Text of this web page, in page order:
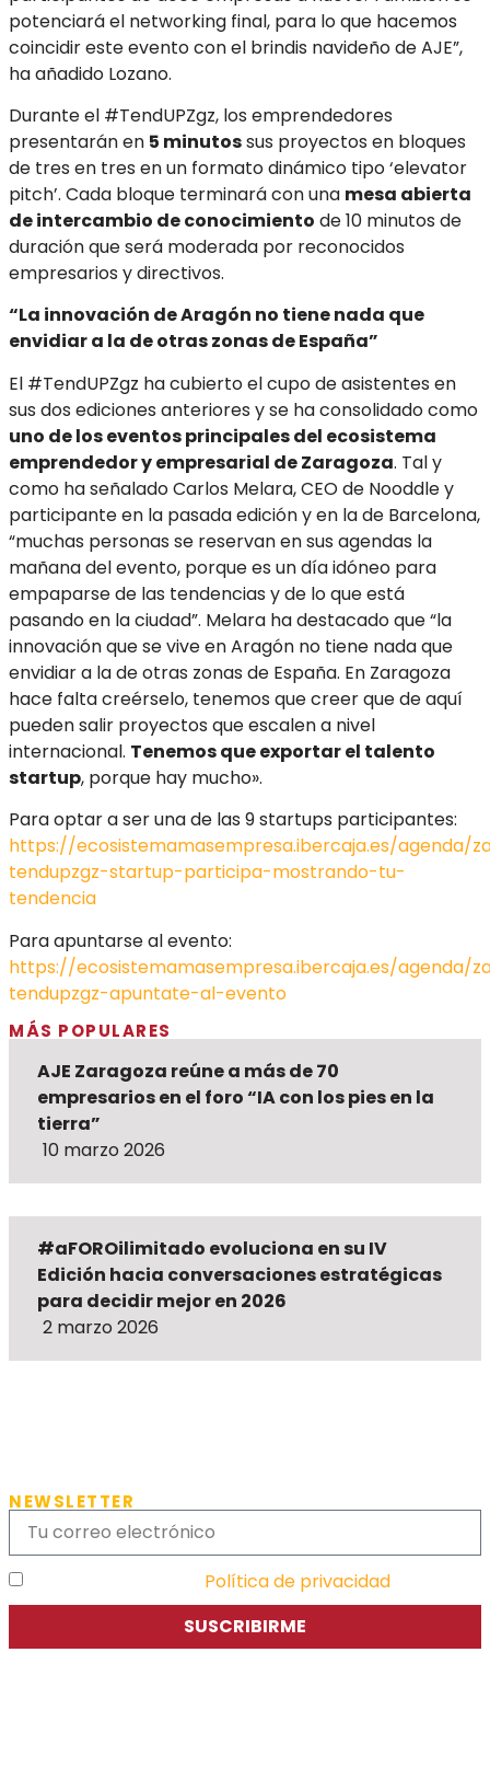
potenciará el networking final, para lo que hacemos
coincidir este evento con el brindis navideño de AJE”,
ha añadido Lozano.
Durante el #TendUPZgz, los emprendedores
presentarán en 5 minutossus proyectos en bloques
de tres en tres en un formato dinámico tipo ‘elevator
pitch’. Cada bloque terminará con una mesa abierta
de intercambio de conocimiento de 10 minutos de
duración que será moderada por reconocidos
empresarios y directivos.
“La innovación de Aragón no tiene nada que
envidiar a la de otras zonas de España”
El #TendUPZgz ha cubierto el cupo de asistentes en
sus dos ediciones anteriores y se ha consolidado como
uno de los eventos principales del ecosistema
emprendedor y empresarial de Zaragoza. Tal y
como ha señalado Carlos Melara, CEO de Nooddle y
participante en la pasada edición y en la de Barcelona,
“muchas personas se reservan en sus agendas la
mañana del evento, porque es un día idóneo para
empaparse de las tendencias y de lo que está
pasando en la ciudad”. Melara ha destacado que “la
innovación que se vive en Aragón no tiene nada que
envidiar a la de otras zonas de España. En Zaragoza
hace falta creérselo, tenemos que creer que de aquí
pueden salir proyectos que escalen a nivel
internacional. Tenemos que exportar el talento
startup, porque hay mucho».
Para optar a ser una de las 9 startups participantes:
https://ecosistemamasempresa.ibercaja.es/agenda/
tendupzgz-startup-participa-mostrando-tu-
tendencia
Para apuntarse al evento:
https://ecosistemamasempresa.ibercaja.es/agenda/
tendupzgz-apuntate-al-evento
MÁS POPULARES
AJE Zaragoza reúne a más de 70
empresarios en el foro “IA con los pies en la
tierra”
10 marzo 2026
#aFOROilimitado evoluciona en su IV
Edición hacia conversaciones estratégicas
para decidir mejor en 2026
2 marzo 2026
NEWSLETTER
Política de privacidad
SUSCRIBIRME